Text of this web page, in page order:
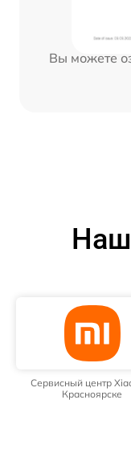
Вы можете
Сервисный центр
Красноярске